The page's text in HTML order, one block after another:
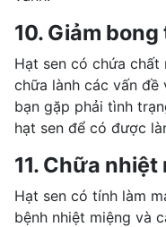
10. Giảm
Hạt sen có chứa
chữa lành các vấn đề
bạn gặp phải tình
hạt sen để có được
11. Chữa
Hạt sen có tính làm
bệnh nhiệt miệng và